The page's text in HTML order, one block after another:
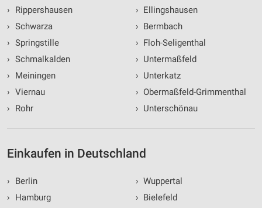
›
Rippershausen
› Schwarza
› Springstille
› Schmalkalden
›
Meiningen
› Viernau
›
Rohr
› Ellingshausen
› Bermbach
› Floh-Seligenthal
› Untermaßfeld
› Unterkatz
› Obermaßfeld-Grimmenthal
› Unterschönau
Einkaufen in Deutschland
›
Berlin
›
Hamburg
› Wuppertal
› Bielefeld